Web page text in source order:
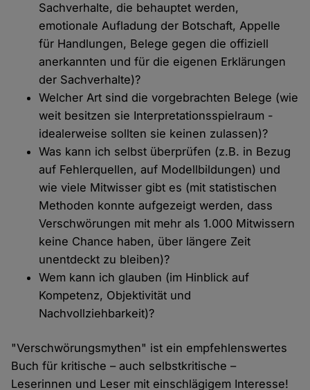
Sachverhalte, die behauptet werden,
emotionale Aufladung der Botschaft, Appelle
für Handlungen, Belege gegen die offiziell
anerkannten und für die eigenen Erklärungen
der Sachverhalte)?
Welcher Art sind die vorgebrachten Belege (wie
weit besitzen sie Interpretationsspielraum -
idealerweise sollten sie keinen zulassen)?
Was kann ich selbst überprüfen (z.B. in Bezug
auf Fehlerquellen, auf Modellbildungen) und
wie viele Mitwisser gibt es (mit statistischen
Methoden konnte aufgezeigt werden, dass
Verschwörungen mit mehr als 1.000 Mitwissern
keine Chance haben, über längere Zeit
unentdeckt zu bleiben)?
Wem kann ich glauben (im Hinblick auf
Kompetenz, Objektivität und
Nachvollziehbarkeit)?
"Verschwörungsmythen" ist ein empfehlenswertes
Buch für kritische – auch selbstkritische –
Leserinnen und Leser mit einschlägigem Interesse!